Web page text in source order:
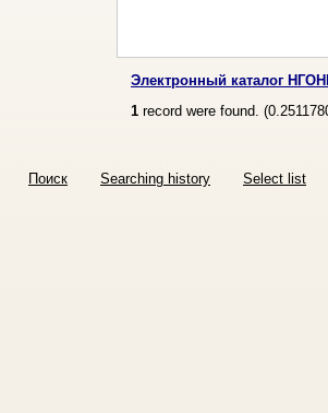
Электронный каталог
1record were found. (
Поиск Searching history Select list